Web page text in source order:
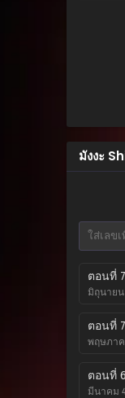
มังงะ
ตอนที่
มิถุนายน
ตอนที่
พฤษภาค
ตอนที่
มีนาคม